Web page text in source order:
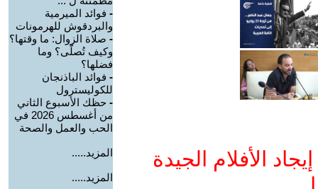
الأفلام الجيدة
- فوائد الميرمية
والبردقوش للهرمونات
- صلاة الزوال: ما وقتها؟
وكيف تُصلّى؟ وما
فضلها؟
- فوائد الباذنجان
للكوليسترول
- حظك الأسبوع الثاني
من أغسطس 2026 في
الحب والعمل والصحة
المزيد.....
المزيد.....